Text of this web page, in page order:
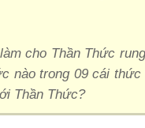
cho Thần Thức
nào trong 09 cái
Thần Thức?